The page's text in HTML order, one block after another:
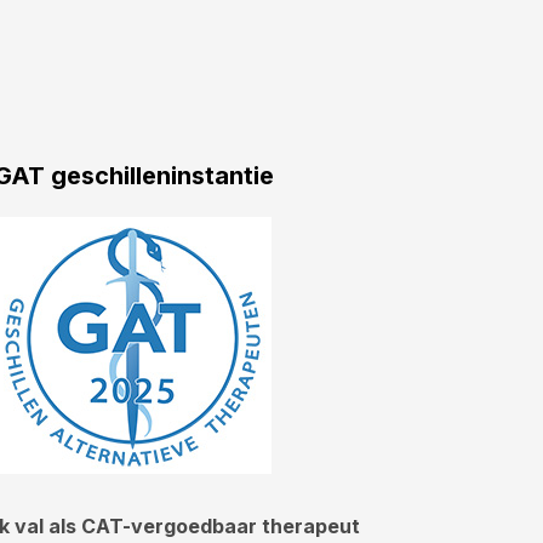
geschilleninstantie
val als CAT-vergoedbaar therapeut